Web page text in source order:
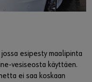
jossa esipesty maalipinta
vesiseosta käyttäen.
ei saa koskaan